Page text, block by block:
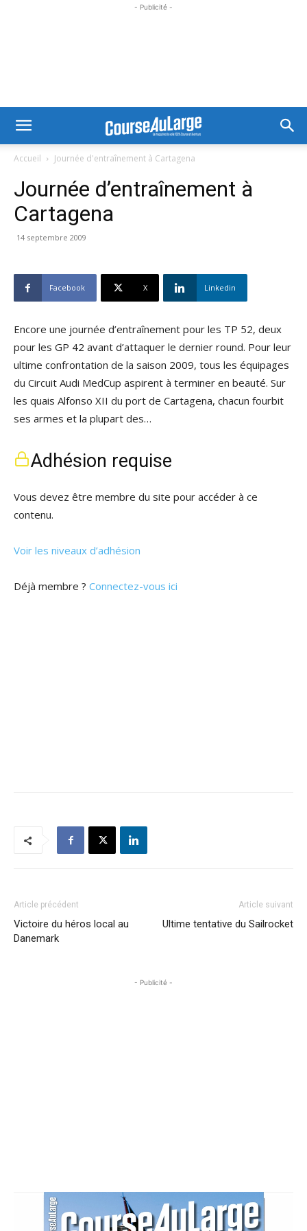
- Publicité -
Accueil Journée d'entraînement à Cartagena
Journée d’entraînement à
Cartagena
14 septembre 2009
Facebook X Linkedin
Encore une journée d’entraînement pour les TP 52, deux
pour les GP 42 avant d’attaquer le dernier round. Pour leur
ultime confrontation de la saison 2009, tous les équipages
du Circuit Audi MedCup aspirent à terminer en beauté. Sur
les quais Alfonso XII du port de Cartagena, chacun fourbit
ses armes et la plupart des…
Adhésion requise
Vous devez être membre du site pour accéder à ce
contenu.
Voir les niveaux d’adhésion
Déjà membre ? Connectez-vous ici
Article précédent
Victoire du héros local au
Danemark
Article suivant
Ultime tentative du Sailrocket
- Publicité -